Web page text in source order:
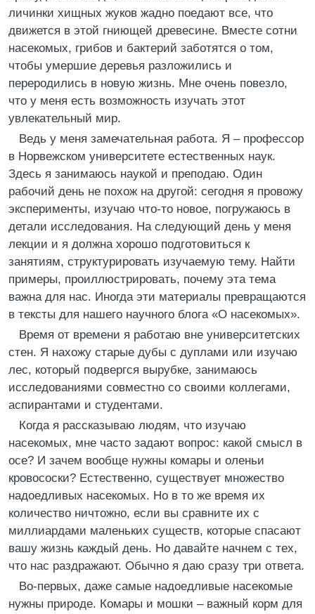
личинки хищных жуков жадно поедают все, что
движется в этой гниющей древесине. Вместе сотни
насекомых, грибов и бактерий заботятся о том,
чтобы умершие деревья разложились и
переродились в новую жизнь. Мне очень повезло,
что у меня есть возможность изучать этот
увлекательный мир.
Ведь у меня замечательная работа. Я – профессор
в Норвежском университете естественных наук.
Здесь я занимаюсь наукой и преподаю. Один
рабочий день не похож на другой: сегодня я провожу
эксперименты, изучаю что-то новое, погружаюсь в
детали исследования. На следующий день у меня
лекции и я должна хорошо подготовиться к
занятиям, структурировать изучаемую тему. Найти
примеры, проиллюстрировать, почему эта тема
важна для нас. Иногда эти материалы превращаются
в тексты для нашего научного блога «О насекомых».
Время от времени я работаю вне университетских
стен. Я нахожу старые дубы с дуплами или изучаю
лес, который подвергся вырубке, занимаюсь
исследованиями совместно со своими коллегами,
аспирантами и студентами.
Когда я рассказываю людям, что изучаю
насекомых, мне часто задают вопрос: какой смысл в
осе? И зачем вообще нужны комары и оленьи
кровососки? Естественно, существует множество
надоедливых насекомых. Но в то же время их
количество ничтожно, если вы сравните их с
миллиардами маленьких существ, которые спасают
вашу жизнь каждый день. Но давайте начнем с тех,
что нас раздражают. Обычно я даю сразу три ответа.
Во-первых, даже самые надоедливые насекомые
нужны природе. Комары и мошки – важный корм для